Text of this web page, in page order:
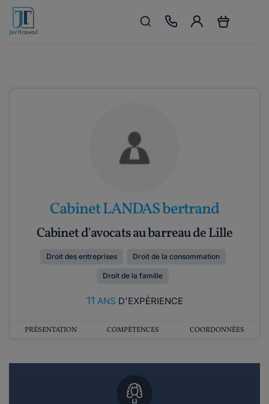
Cabinet LANDAS bertrand
Cabinet d'avocats au barreau de Lille
Droit des entreprises Droit de la consommation
Droit de la famille
11 ANS D'EXPÉRIENCE
PRÉSENTATION COMPÉTENCES COORDONNÉES